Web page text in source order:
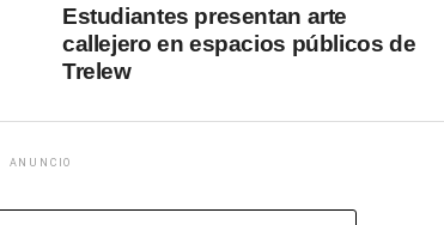
Estudiantes presentan arte
callejero en espacios públicos de
Trelew
ANUNCIO